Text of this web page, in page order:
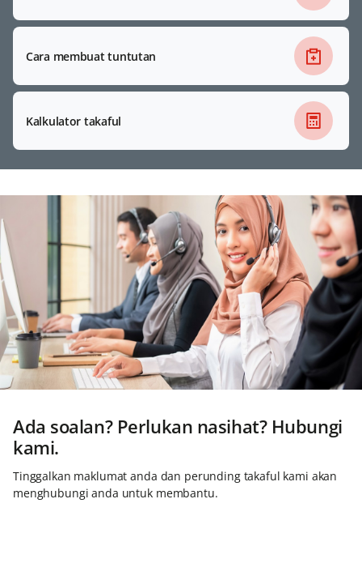
Cara membuat tuntutan
Kalkulator takaful
Ada soalan? Perlukan nasihat? Hubungi
kami.
Tinggalkan maklumat anda dan perunding takaful kami akan
menghubungi anda untuk membantu.